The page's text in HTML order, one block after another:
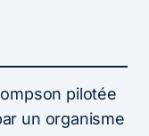
pilotée
un organisme